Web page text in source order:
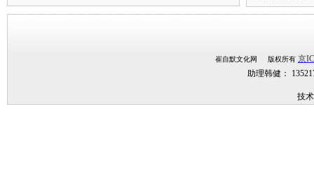
崔自默文化网 版权所有 京
助理韩健：
技